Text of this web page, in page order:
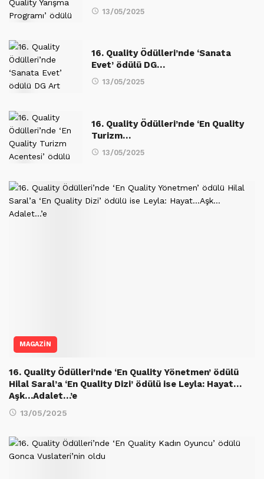
13/05/2025
16. Quality Ödülleri’nde ‘Sanata
Evet’ ödülü DG…
13/05/2025
16. Quality Ödülleri’nde ‘En Quality
Turizm…
13/05/2025
MAGAZİN
16. Quality Ödülleri’nde ‘En Quality Yönetmen’ ödülü
Hilal Saral’a ‘En Quality Dizi’ ödülü ise Leyla: Hayat…
Aşk…Adalet…’e
13/05/2025